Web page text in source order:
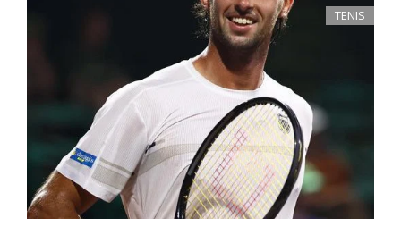
TENIS